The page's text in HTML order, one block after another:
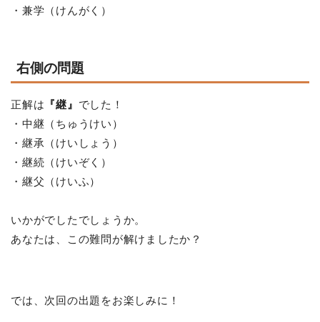
・兼学（けんがく）
右側の問題
正解は 『継』 でした！
・中継（ちゅうけい）
・継承（けいしょう）
・継続（けいぞく）
・継父（けいふ）
いかがでしたでしょうか。
あなたは、この難問が解けましたか？
では、次回の出題をお楽しみに！